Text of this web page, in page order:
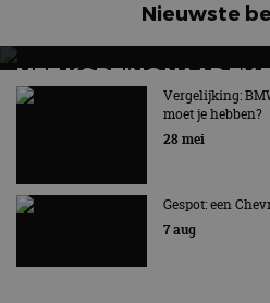
Nieuwste
MET KORTING NAAR EV
AUTORAI REGELT HET!
EV Experience 2026 van 24 tot
Vergelijking:
moet je hebben?
28 mei
Gespot: een
7 aug